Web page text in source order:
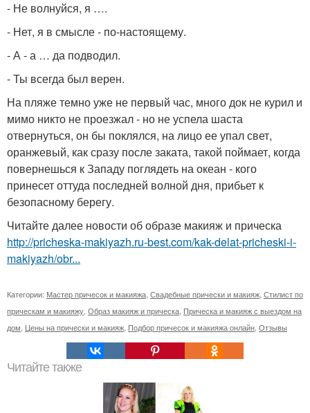
- Не волнуйся, я ….
- Нет, я в смысле - по-настоящему.
- А - а … да подводил.
- Ты всегда был верен.
На пляже темно уже не первый час, много док не курил и
мимо никто не проезжал - но не успела шаста
отвернуться, он бы поклялся, на лицо ее упал свет,
оранжевый, как сразу после заката, такой поймает, когда
повернешься к Западу поглядеть на океан - кого
принесет оттуда последней волной дня, прибьет к
безопасному берегу.
Читайте далее новости об образе макияж и прическа
http://pricheska-makiyazh.ru-best.com/kak-delat-pricheski-i-
makiyazh/obr...
Категории: Мастер причесок и макияжа, Свадебные прически и макияж, Стилист по
прическам и макияжу, Образ макияж и прическа, Прическа и макияж с выездом на
дом, Цены на прически и макияж, Подбор причесок и макияжа онлайн, Отзывы
Читайте также